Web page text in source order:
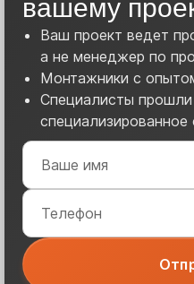
вашему
Ваш проект ведет
а не менеджер по
Монтажники с
Специалисты прошли
специализированное